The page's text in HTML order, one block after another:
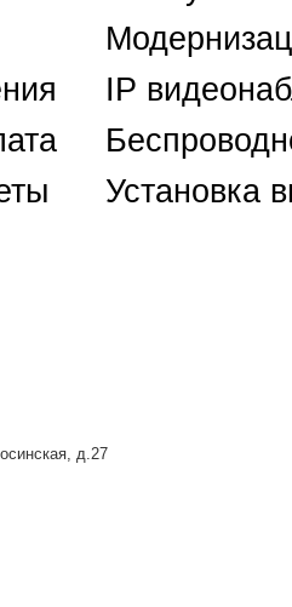
д.27
IP
Установка